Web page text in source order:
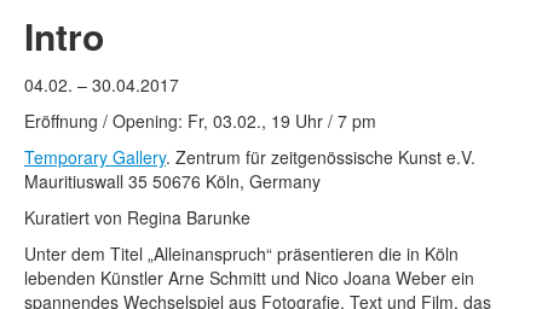
Camera Austria Preis
Rechtliche Informationen
Intro
04.02. – 30.04.2017
Eröffnung / Opening: Fr, 03.02., 19 Uhr / 7 pm
Temporary Gallery. Zentrum für zeitgenössische Kunst e.V.
Mauritiuswall 35 50676 Köln, Germany
Kuratiert von Regina Barunke
Unter dem Titel „Alleinanspruch“ präsentieren die in Köln
lebenden Künstler Arne Schmitt und Nico Joana Weber ein
spannendes Wechselspiel aus Fotografie, Text und Film, das